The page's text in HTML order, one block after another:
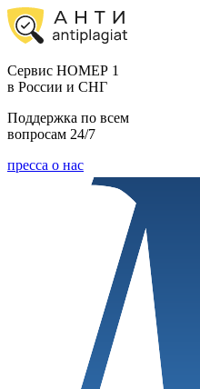
Cервис НОМЕР 1
в России и СНГ
Поддержка по всем
вопросам 24/7
пресса о нас